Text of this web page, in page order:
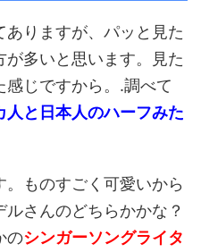
ありますが、パッと見た
が多いと思います。見た
感じですから。.調べて
人と日本人のハーフみた
。ものすごく可愛いから
さんのどちらかかな？
のシンガーソングライタ